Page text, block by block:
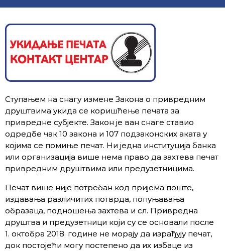
Ступањем на снагу измене Закона о привредним
друштвима укида се коришћење печата за
привредне субјекте. Закон је ван снаге ставио
одредбе чак 10 закона и 107 подзаконских аката у
којима се помиње печат. Ни једна институција банка
или организација више нема право да захтева печат
привредним друштвима или предузетницима.
Печат више није потребан код пријема поште,
издавања различитих потврда, попуњавања
образаца, подношења захтева и сл. Привредна
друштва и предузетници који су се основали после
1. октобра 2018. године не морају да израђују печат,
док постојећи могу постепено да их избаце из